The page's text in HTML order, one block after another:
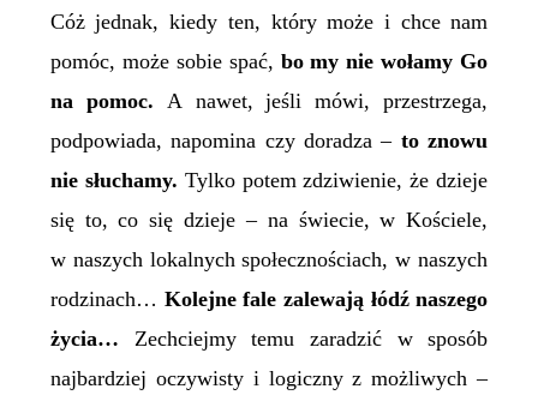
Cóż jednak, kiedy ten, który może i chce nam
pomóc, może sobie spać, bo my nie wołamy Go
na pomoc. A nawet, jeśli mówi, przestrzega,
podpowiada, napomina czy doradza – to znowu
nie słuchamy. Tylko potem zdziwienie, że dzieje
się to, co się dzieje – na świecie, w Kościele,
w naszych lokalnych społecznościach, w naszych
rodzinach… Kolejne fale zalewają łódź naszego
życia… Zechciejmy temu zaradzić w sposób
najbardziej oczywisty i logiczny z możliwych –